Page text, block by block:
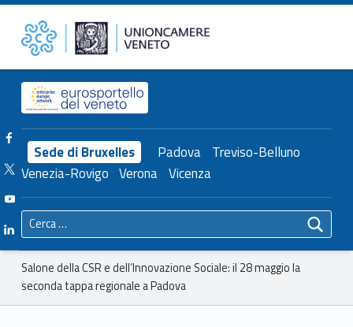
Salone della CSR e dell’Innovazione Sociale: il 28 maggio la seconda tappa regionale a Padova – Unioncamere del Veneto Unioncamere del Veneto
Header info sidebar
Sede di Bruxelles Padova Treviso-Belluno
Venezia-Rovigo Verona Vicenza
Facebook Unioncamere Veneto
Twitter Unioncamere Veneto
Youtube Unioncamere Veneto
Linkedin Unioncamere Veneto
Ricerca per:
Breadcrumbs navigation
Salone della CSR e dell’Innovazione Sociale: il 28 maggio la
seconda tappa regionale a Padova